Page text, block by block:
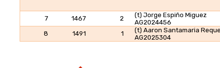
7 1467 2
(t) Jorge Espiño Miguez
AG2024456
8
1491 1
(t) Aaron Santamaria
AG2025304